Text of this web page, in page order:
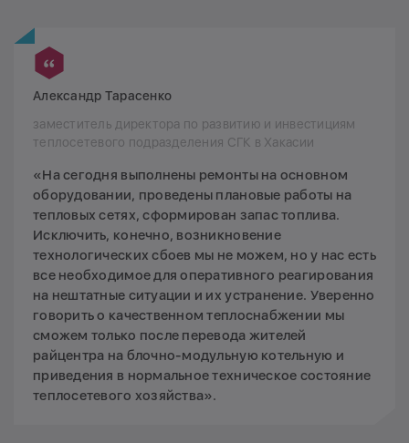
Александр Тарасенко
заместитель директора по развитию и инвестициям
теплосетевого подразделения СГК в Хакасии
«На сегодня выполнены ремонты на основном
оборудовании, проведены плановые работы на
тепловых сетях, сформирован запас топлива.
Исключить, конечно, возникновение
технологических сбоев мы не можем, но у нас есть
все необходимое для оперативного реагирования
на нештатные ситуации и их устранение. Уверенно
говорить о качественном теплоснабжении мы
сможем только после перевода жителей
райцентра на блочно-модульную котельную и
приведения в нормальное техническое состояние
теплосетевого хозяйства».